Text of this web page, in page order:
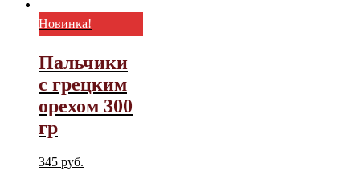
Новинка!
Пальчики
с грецким
орехом 300
гр
345 руб.